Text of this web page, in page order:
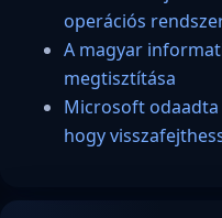
operációs
A magyar
megtisztítása
Microsoft
hogy